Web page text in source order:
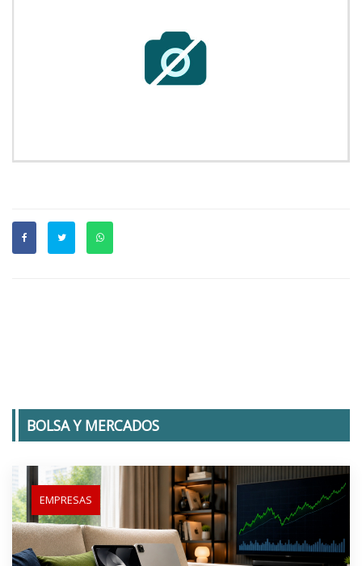
BOLSA Y MERCADOS
EMPRESAS